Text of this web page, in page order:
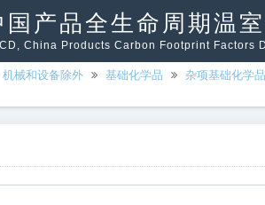
国产品全生命周期温
China Products Carbon Footprint Factors
械和设备除外 基础化学品 杂项基础化学品